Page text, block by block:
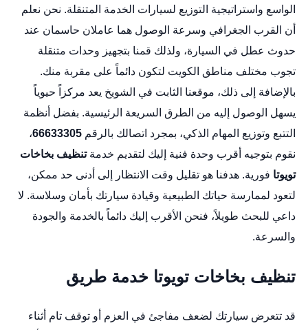
الواسع واستراتيجية التوزيع لسيارات الخدمة المتنقلة. نحن نعلم
أن القرب الجغرافي وسرعة الوصول هما عاملان حاسمان عند
حدوث عطل في السيارة، ولذلك قمنا بتجهيز وحدات متنقلة
تجوب مختلف مناطق الكويت لتكون دائماً على مقربة منك.
بالإضافة إلى ذلك، موقعنا الثابت في الشويخ يعد مركزاً حيوياً
يسهل الوصول إليه من الطرق السريعة الرئيسية. بفضل أنظمة
التتبع وتوزيع المهام الذكي، بمجرد اتصالك بالرقم 66633305،
نقوم بتوجيه أقرب وحدة فنية إليك لتقديم خدمةتنظيف بخاخات
تويوتا فورية. هدفنا هو تقليل وقت الانتظار إلى أدنى حد ممكن،
لتعود لممارسة حياتك الطبيعية وقيادة سيارتك بأمان وسلاسة. لا
داعي للبحث طويلاً، فنحن الأقرب إليك دائماً بالخدمة والجودة
والسرعة.
تنظيف بخاخات تويوتا خدمة طريق
قد تتعرض سيارتك لضعف مفاجئ في العزم أو توقف تام أثناء